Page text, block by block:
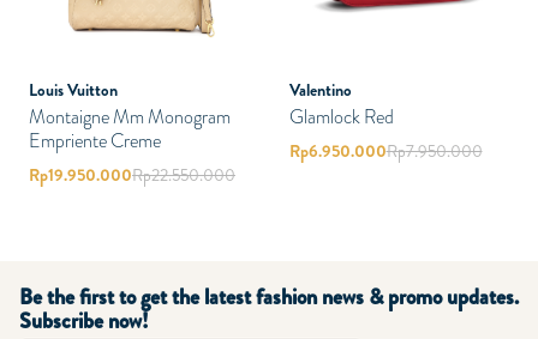
Louis Vuitton
Montaigne Mm Monogram
Empriente Creme
Rp19.950.000Rp22.550.000
Valentino
Glamlock Red
Rp6.950.000Rp7.950.000
Be the first to get the latest fashion news & promo updates.
Subscribe now!